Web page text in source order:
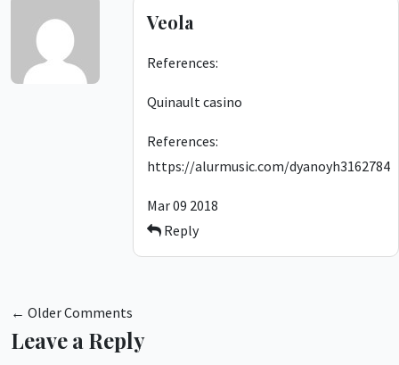
Veola
References:
Quinault casino
References:
https://alurmusic.com/dyanoyh3162784
Mar 09 2018
Reply
← Older Comments
Leave a Reply